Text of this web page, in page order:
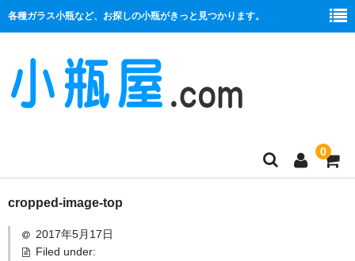
各種ガラス小瓶など、お探しの小瓶がきっと見つかります。
0
商品一覧
絞り口
cropped-image-top
2017年5月17日
Filed under: